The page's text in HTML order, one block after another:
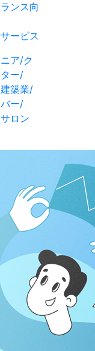
ンス向
ービス
ア/ク
ー/
築業/
バー/
ロン